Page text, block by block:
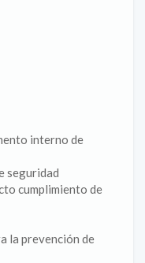
interno de
seguridad
cumplimiento de
la prevención de